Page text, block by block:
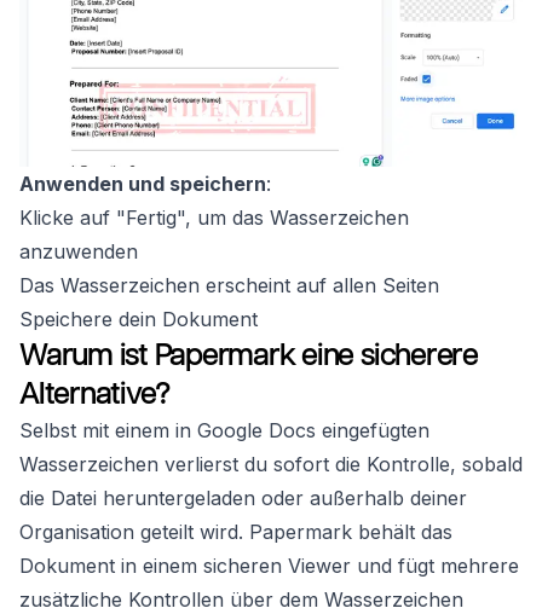
Anwenden und speichern:
Klicke auf "Fertig", um das Wasserzeichen
anzuwenden
Das Wasserzeichen erscheint auf allen Seiten
Speichere dein Dokument
Warum ist Papermark eine sicherere
Alternative?
Selbst mit einem in Google Docs eingefügten
Wasserzeichen verlierst du sofort die Kontrolle, sobald
die Datei heruntergeladen oder außerhalb deiner
Organisation geteilt wird. Papermark behält das
Dokument in einem sicheren Viewer und fügt mehrere
zusätzliche Kontrollen über dem Wasserzeichen